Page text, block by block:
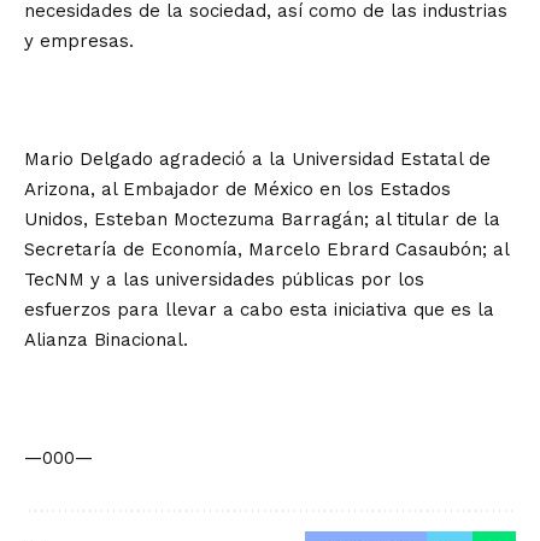
necesidades de la sociedad, así como de las industrias
y empresas.
Mario Delgado agradeció a la Universidad Estatal de
Arizona, al Embajador de México en los Estados
Unidos, Esteban Moctezuma Barragán; al titular de la
Secretaría de Economía, Marcelo Ebrard Casaubón; al
TecNM y a las universidades públicas por los
esfuerzos para llevar a cabo esta iniciativa que es la
Alianza Binacional.
—000—